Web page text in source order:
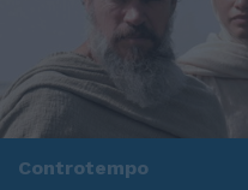
Controtempo